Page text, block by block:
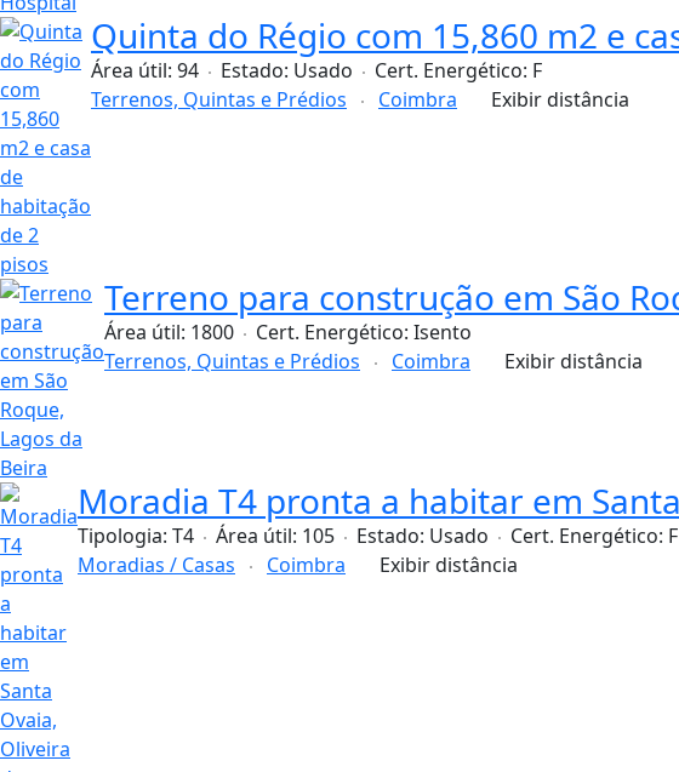
Quinta do Régio com 15,860 m2 e
Área útil: 94 Estado: Usado Cert. Energético: F
Terrenos, Quintas e Prédios
Coimbra Exibir distância
Terreno para construção em São
Área útil: 1800 Cert. Energético: Isento
Terrenos, Quintas e Prédios
Coimbra Exibir distância
Moradia T4 pronta a habitar em
Tipologia: T4 Área útil: 105 Estado: Usado Cert. Energético: F
Moradias / Casas
Coimbra Exibir distância